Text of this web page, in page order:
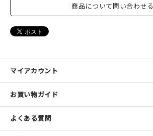
商品について問い合わせる
マイアカウント
お買い物ガイド
よくある質問